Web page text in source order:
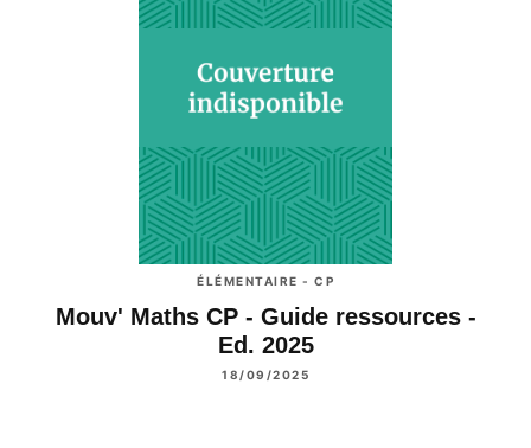
ÉLÉMENTAIRE - CP
Mouv' Maths CP - Guide ressources -
Ed. 2025
18/09/2025